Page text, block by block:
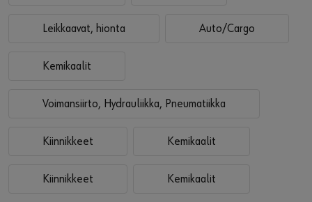
Leikkaavat, hionta Auto/Cargo
Kemikaalit
Voimansiirto, Hydrauliikka, Pneumatiikka
Kiinnikkeet Kemikaalit
Kiinnikkeet Kemikaalit